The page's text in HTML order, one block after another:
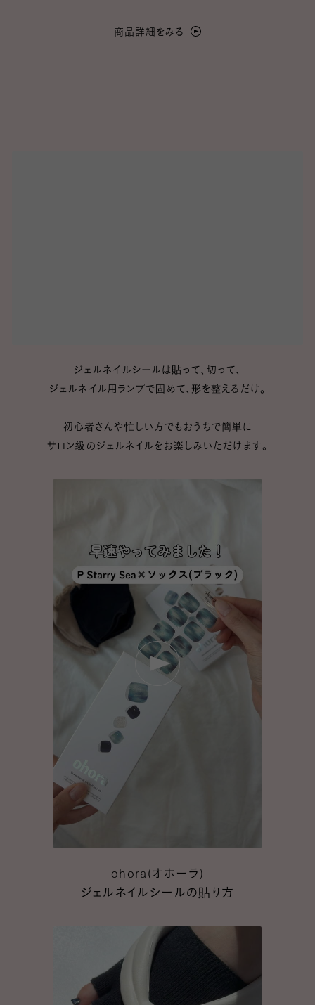
商品詳細をみる
ジェルネイルシールは貼って、切って、
ジェルネイル用ランプで固めて、形を整えるだけ。
初心者さんや忙しい方でもおうちで簡単に
サロン級のジェルネイルをお楽しみいただけます。
ohora(オホーラ)
ジェルネイルシールの貼り方